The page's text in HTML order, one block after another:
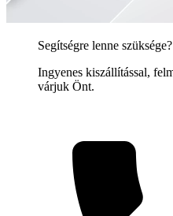
Segítségre lenne szüksége?
Ingyenes kiszállítással,
várjuk Önt.